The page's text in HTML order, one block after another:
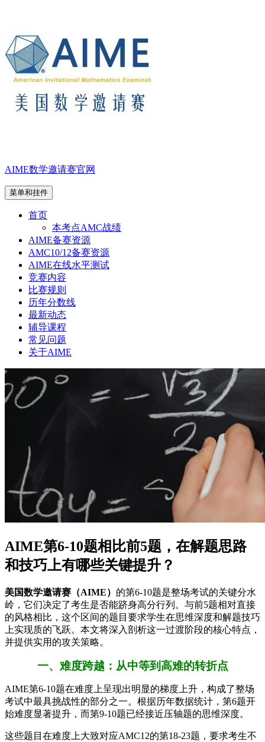
容
AIME数学邀请赛官网
菜单和挂件
首页
本考点AMC战绩
AIME备赛资源
AMC10/12备赛资源
AIME在线水平测试
竞赛内容
比赛规则
历年分数线
最新动态
辅导课程
常见问题
关于AIME
AIME第6-10题相比前5题，在解题思路
和技巧上有哪些关键提升？
美国数学邀请赛（AIME） 的第6-10题是整场考试的关键分水
岭，它们决定了考生是否能跻身高分行列。与前5题相对直接
的风格相比，这个区间的题目要求学生在思维深度和解题技巧
上实现质的飞跃。本文将深入剖析这一过渡阶段的核心特点，
并提供实用的攻关策略。
一、难度跨越：从中等到高难的转折点
AIME第6-10题在难度上呈现出明显的梯度上升，构成了整场
考试中最具挑战性的部分之一。根据历年数据统计，第6题开
始难度显著提升，而第9-10题已经接近压轴题的思维深度。
这些题目在难度上大致对应AMC12的第18-23题，要求考生不